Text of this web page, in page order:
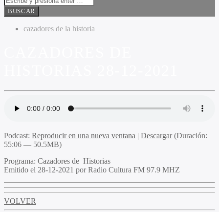
cazadores de la historia
Podcast: Reproducir en una nueva ventana | Descargar(Duración:
55:06 — 50.5MB)
Programa: Cazadores de Historias
Emitido el 28-12-2021 por Radio Cultura FM 97.9 MHZ
VOLVER